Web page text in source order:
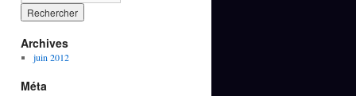
Archives
juin 2012
Méta